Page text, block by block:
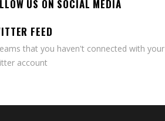
US ON SOCIAL MEDIA
FEED
that you haven't connected with your
account